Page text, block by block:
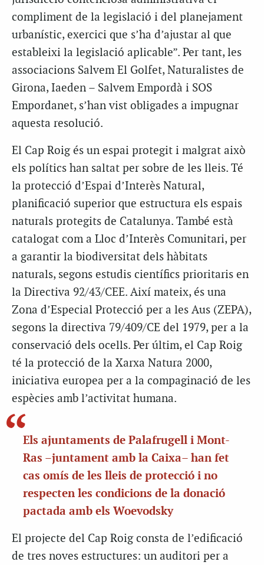
compliment de la legislació i del planejament
urbanístic, exercici que s’ha d’ajustar al que
estableixi la legislació aplicable”. Per tant, les
associacions Salvem El Golfet, Naturalistes de
Girona, Iaeden – Salvem Empordà i SOS
Empordanet, s’han vist obligades a impugnar
aquesta resolució.
El Cap Roig és un espai protegit i malgrat això
els polítics han saltat per sobre de les lleis. Té
la protecció d’Espai d’Interès Natural,
planificació superior que estructura els espais
naturals protegits de Catalunya. També està
catalogat com a Lloc d’Interès Comunitari, per
a garantir la biodiversitat dels hàbitats
naturals, segons estudis científics prioritaris en
la Directiva 92/43/CEE. Així mateix, és una
Zona d’Especial Protecció per a les Aus (ZEPA),
segons la directiva 79/409/CE del 1979, per a la
conservació dels ocells. Per últim, el Cap Roig
té la protecció de la Xarxa Natura 2000,
iniciativa europea per a la compaginació de les
espècies amb l’activitat humana.
Els ajuntaments de Palafrugell i Mont-
Ras –juntament amb la Caixa– han fet
cas omís de les lleis de protecció i no
respecten les condicions de la donació
pactada amb els Woevodsky
El projecte del Cap Roig consta de l’edificació
de tres noves estructures: un auditori per a